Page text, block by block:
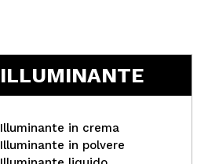
ILLUMINANTE
Illuminante in crema
Illuminante in polvere